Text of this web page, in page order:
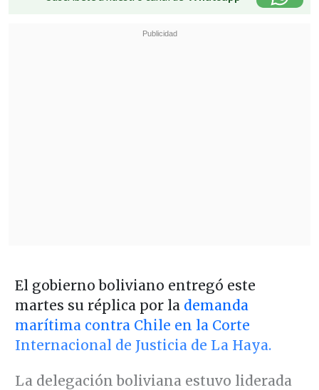
El gobierno boliviano entregó este
martes su réplica por la demanda
marítima contra Chile en la Corte
Internacional de Justicia de La Haya.
La delegación boliviana estuvo liderada